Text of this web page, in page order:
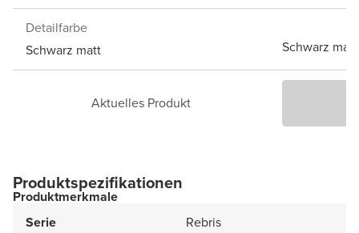
Detailfarbe
Schwarz matt
Schwarz matt
Aktuelles Produkt
Produktspezifikationen
Produktmerkmale
Serie
Rebris